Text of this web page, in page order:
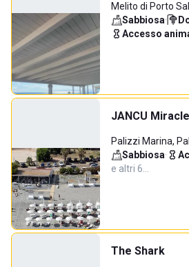
Melito di Porto
Sabbiosa·
Accesso
JANCU
Palizzi Marina,
Sabbiosa·
e altri 6…
The Shark